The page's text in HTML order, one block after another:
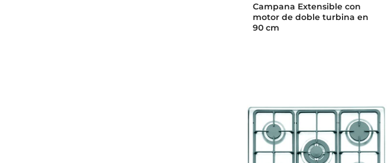
Campana Extensible con
motor de doble turbina en
90 cm